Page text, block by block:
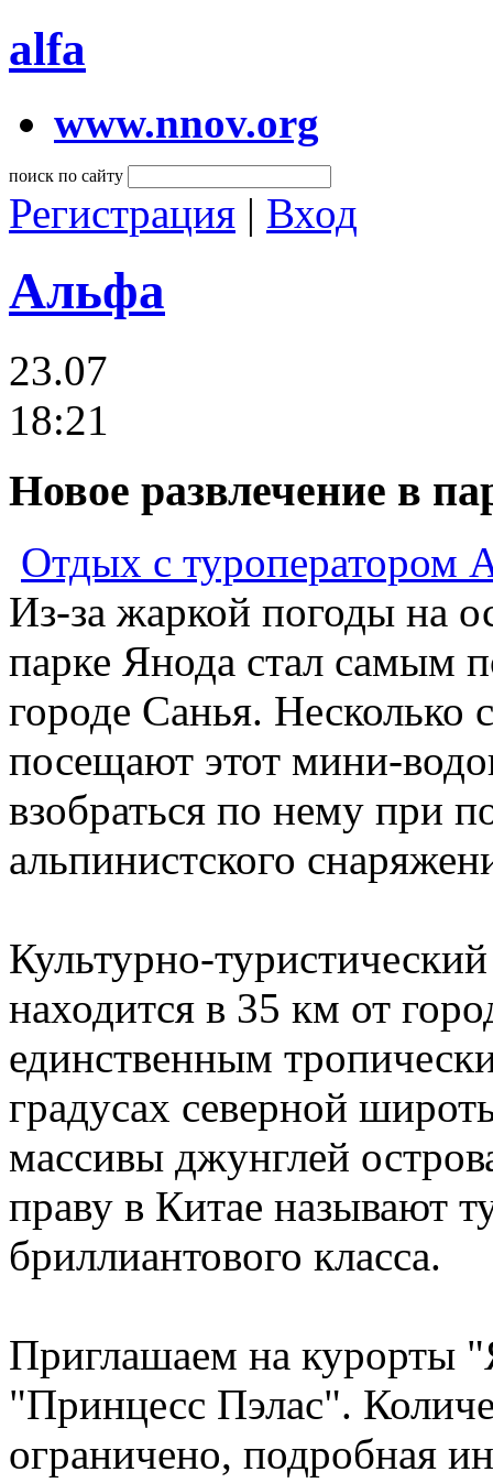
alfa
www.nnov.org
поиск по сайту
Регистрация | Вход
Альфа
23.07
18:21
Новое развлечение в
Отдых с туроператором
Из-за жаркой погоды на
парке Янода стал самым
городе Санья. Несколько
посещают этот мини-
взобраться по нему при
альпинистского
Культурно-
находится в 35 км от
единственным
градусах северной
массивы джунглей
праву в Китае называют
бриллиантового класса.
Приглашаем на курорты
"Принцесс Пэлас".
ограничено, подробная